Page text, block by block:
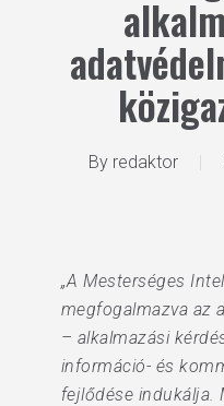
By redaktor
„A Mesterséges
megfogalmazva az
– alkalmazási
információ- és
fejlődése indukálja.